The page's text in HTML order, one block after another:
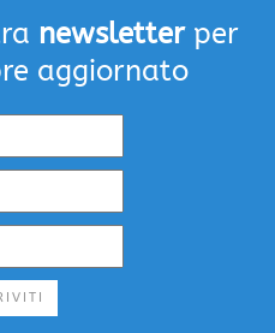
newsletterper
aggiornato